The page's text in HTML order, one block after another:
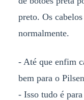
preto. Os
normalmente.
- Até que enfim
bem para o
- Isso tudo é